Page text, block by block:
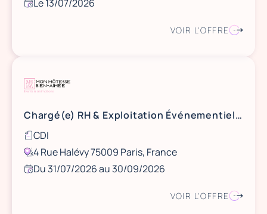
Le 13/07/2026
VOIR L'OFFRE
Chargé(e) RH & Exploitation Événementielle (H/F)
CDI
4 Rue Halévy 75009 Paris, France
Du 31/07/2026 au 30/09/2026
VOIR L'OFFRE